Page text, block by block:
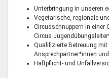
Unterbringung in unseren
Vegetarische, regionale
Circusschnuppern in einer
Circus
Qualifizierte Betreuung
Ansprechpartner*innen
Haftpflicht- und